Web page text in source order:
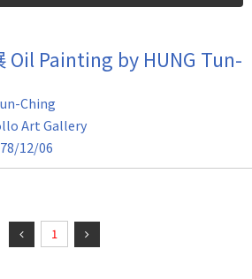
Oil Painting by HUNG Tun-
Ching
Art Gallery
12/06
1